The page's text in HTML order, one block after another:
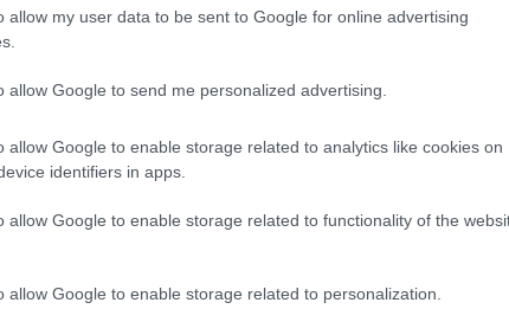
allow my user data to be sent to Google for online advertising
allow Google to send me personalized advertising.
allow Google to enable storage related to analytics like cookies on
identifiers in apps.
allow Google to enable storage related to functionality of the
allow Google to enable storage related to personalization.
με τον Τάσο Δούση, όπου
Ao Phang Nga, είναι μια συστάδα νησιών στη
στα στενά της Μαλάκα. Αυτό όμως που θα κλέψει